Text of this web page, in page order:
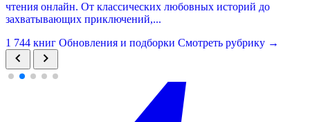
чтения онлайн. От классических любовных историй до
захватывающих приключений,...
1 744 книг Обновления и подборки Смотреть рубрику →